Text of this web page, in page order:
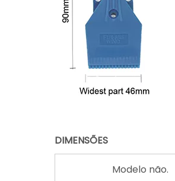
DIMENSÕES
Modelo não.